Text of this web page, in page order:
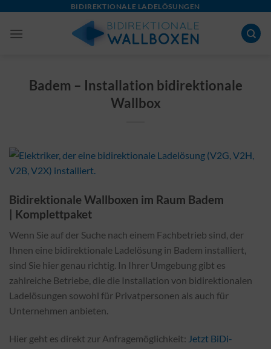
content
BIDIREKTIONALE LADELÖSUNGEN
Badem – Installation bidirektionale
Wallbox
Bidirektionale Wallboxen im Raum Badem
| Komplettpaket
Wenn Sie auf der Suche nach einem Fachbetrieb sind, der
Ihnen eine bidirektionale Ladelösung in Badem installiert,
sind Sie hier genau richtig. In Ihrer Umgebung gibt es
zahlreiche Betriebe, die die Installation von bidirektionalen
Ladelösungen sowohl für Privatpersonen als auch für
Unternehmen anbieten.
Hier geht es direkt zur Anfragemöglichkeit: Jetzt BiDi-